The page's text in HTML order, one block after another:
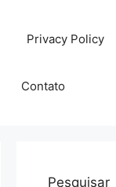
Privacy Policy
Contato
Pesquisar